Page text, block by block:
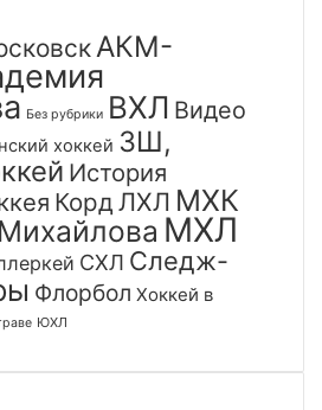
АКМ-
Без рубрики ВХЛ Видео
хоккей ЗШ,
История
Корд ЛХЛ МХК
МХЛ
СХЛ Следж-
Флорбол Хоккей в
ЮХЛ